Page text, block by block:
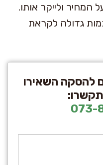
המחיר ולייקר אותו.
גדולה לקראת
להסקה השאירו
073-